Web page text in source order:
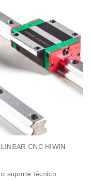
CNC HIWIN
suporte técnico